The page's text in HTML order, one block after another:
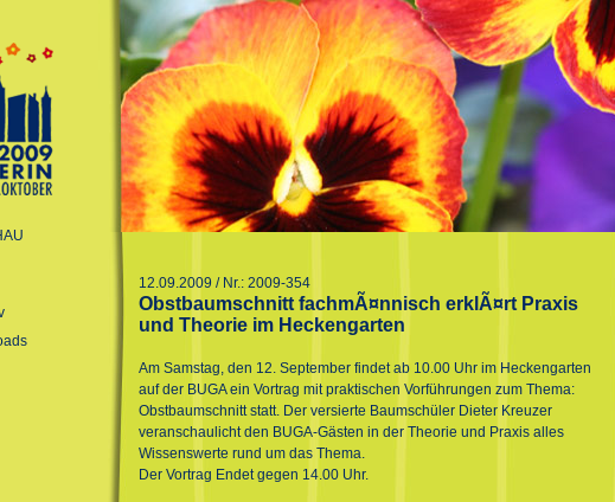
12.09.2009 / Nr.: 2009-354
Obstbaumschnitt fachmÃ¤nnisch erklÃ¤rt Praxis
und Theorie im Heckengarten
Am Samstag, den 12. September findet ab 10.00 Uhr im Heckengarten
auf der BUGA ein Vortrag mit praktischen Vorführungen zum Thema:
Obstbaumschnitt statt. Der versierte Baumschüler Dieter Kreuzer
veranschaulicht den BUGA-Gästen in der Theorie und Praxis alles
Wissenswerte rund um das Thema.
Der Vortrag Endet gegen 14.00 Uhr.